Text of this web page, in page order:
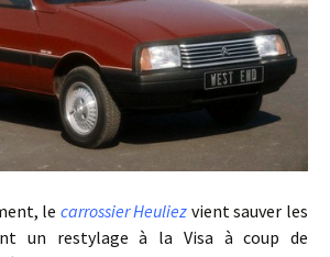
le carrossier Heuliez vient sauver les
un restylage à la Visa à coup de